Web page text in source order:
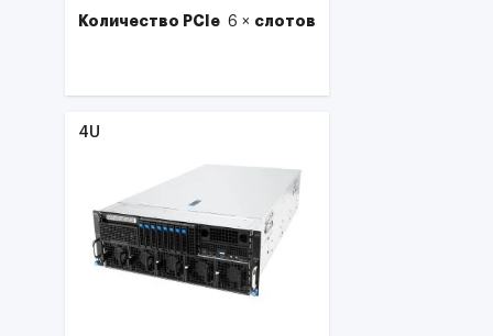
Количество PCIe 6 × слотов
4U